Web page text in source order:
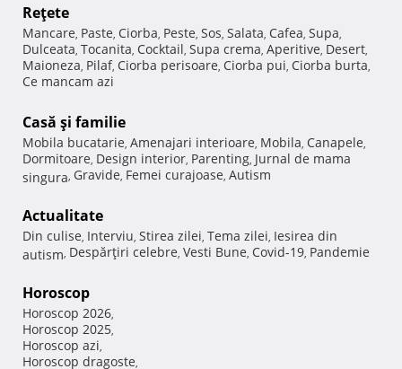
Reţete
Mancare, Paste, Ciorba, Peste, Sos, Salata, Cafea, Supa,
Dulceata, Tocanita, Cocktail, Supa crema, Aperitive, Desert,
Maioneza, Pilaf, Ciorba perisoare, Ciorba pui, Ciorba burta,
Ce mancam azi
Casă şi familie
Mobila bucatarie, Amenajari interioare, Mobila, Canapele,
Dormitoare, Design interior, Parenting, Jurnal de mama
singura, Gravide, Femei curajoase, Autism
Actualitate
Din culise, Interviu, Stirea zilei, Tema zilei, Iesirea din
autism, Despărţiri celebre, Vesti Bune, Covid-19, Pandemie
Horoscop
Horoscop 2026,
Horoscop 2025,
Horoscop azi,
Horoscop dragoste,